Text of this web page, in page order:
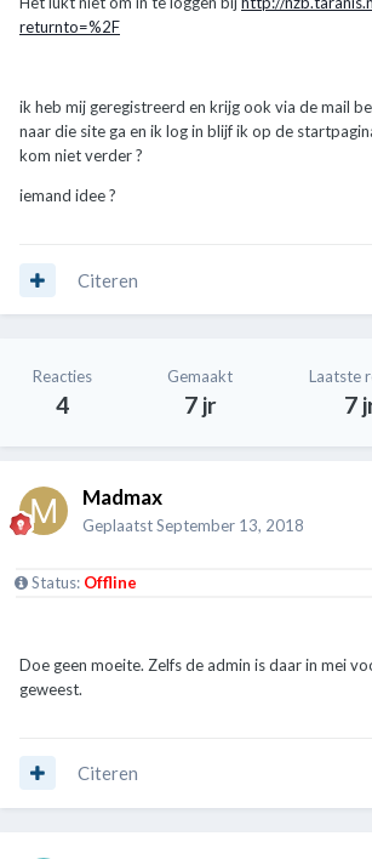
returnto=%2F
ik heb mij geregistreerd en krijg ook via de mail
naar die site ga en ik log in blijf ik op de
kom niet verder ?
iemand idee ?
Citeren
Reacties
4
Gemaakt
7 jr
Laatste
7
Madmax
GeplaatstSeptember 13, 2018
Status: Offline
Doe geen moeite. Zelfs de admin is daar in mei
geweest.
Citeren